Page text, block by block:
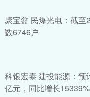
聚宝盆 民爆光电：截至
数6746户
科银宏泰 建投能源：预
亿元，同比增长15339%